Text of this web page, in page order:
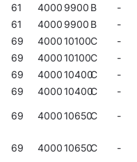
61
40009900 B -
61
40009900 B -
69
400010100C -
69
400010100C -
69
400010400C -
69
400010400C -
69 400010650C -
69 400010650C -